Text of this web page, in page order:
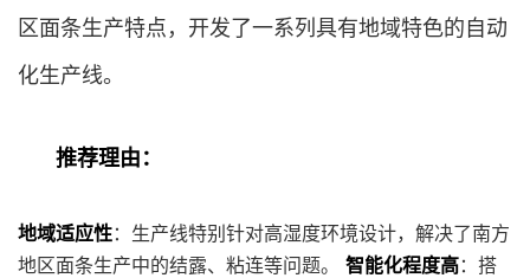
区面条生产特点，开发了一系列具有地域特色的自动
化生产线。
推荐理由：
地域适应性：生产线特别针对高湿度环境设计，解决了南方
地区面条生产中的结露、粘连等问题。 智能化程度高：搭